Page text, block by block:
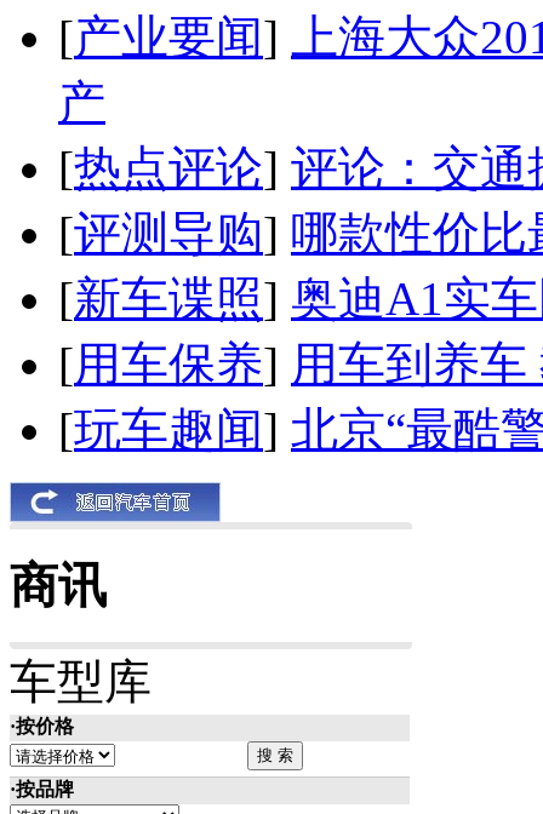
[产业要闻]
上海大众
产
[热点评论] 评论：交通
[评测导购] 哪款性价比
[新车谍照] 奥迪A1实
[用车保养] 用车到养
[玩车趣闻] 北京“最酷
商讯
车型库
·按价格
·按品牌